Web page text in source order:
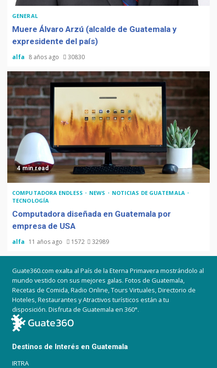
GENERAL
Muere Álvaro Arzú (alcalde de Guatemala y
expresidente del país)
alfa 8 años ago 30830
4 min read
COMPUTADORA ENDLESS NEWS
NOTICIAS DE GUATEMALA
TECNOLOGÍA
Computadora diseñada en Guatemala por
empresa de USA
alfa 11 años ago 1572 32989
Guate360.com exalta al País de la Eterna Primavera mostrándolo al
mundo vestido con sus mejores galas. Fotos de Guatemala,
Recetas de Comida, Radio Online, Tours Virtuales, Directorio de
Hoteles, Restaurantes y Atractivos turísticos están a tu
disposición. Disfruta de Guatemala en 360°.
Destinos de Interés en Guatemala
IRTRA